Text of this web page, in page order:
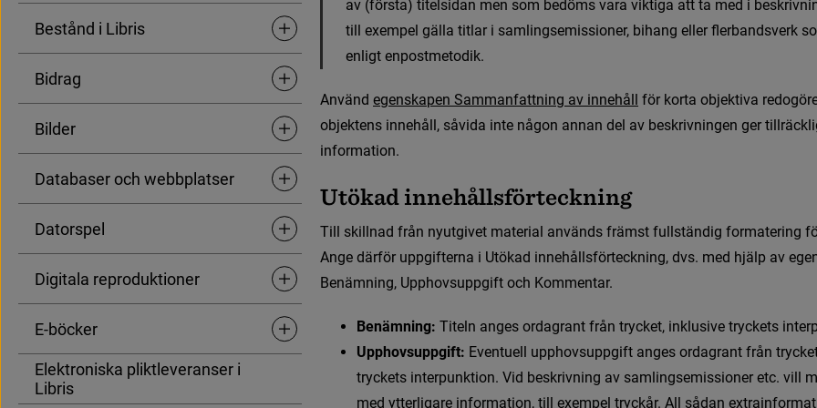
Bestånd i Libris Undersidor för Bestånd i Libris
Bidrag Undersidor för Bidrag
Bilder Undersidor för Bilder
Databaser och webbplatser Undersidor för Databaser och webbplatser
Datorspel Undersidor för Datorspel
Digitala reproduktioner Undersidor för Digitala reproduktioner
E-böcker Undersidor för E-böcker
Elektroniska pliktleveranser i
Libris
av (första) titelsidan men som bedöms vara viktiga att ta med i beskrivni
till exempel gälla titlar i samlingsemissioner, bihang eller ferbandsverk so
enligt enpostmetodik.
Använd egenskapen Sammanfattning av innehåll för korta objektiva
objektens innehåll, såvida inte någon annan del av beskrivningen ger
information.
Utökadinnehållsförteckning
Till skillnad från nyutgivet material används främst fullständig formatering f
Ange därför uppgifterna i Utökad innehållsförteckning, dvs. med hjälp av ege
Benämning, Upphovsuppgift och Kommentar.
Benämning: Titeln anges ordagrant från trycket, inklusive tryckets inter
Upphovsuppgift: Eventuell upphovsuppgift anges ordagrant från trycke
tryckets interpunktion. Vid beskrivning av samlingsemissioner etc. vill m
med ytterligare information, till exempel tryckår. All sådan extrainformat